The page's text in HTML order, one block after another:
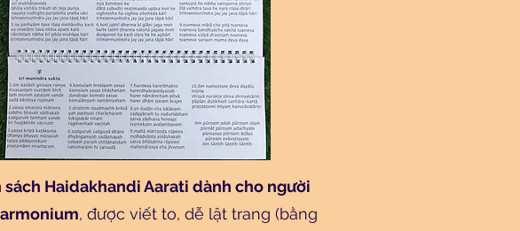
sách Haidakhandi Aarati dành cho người
, được viết to, dễ lật trang (bằng